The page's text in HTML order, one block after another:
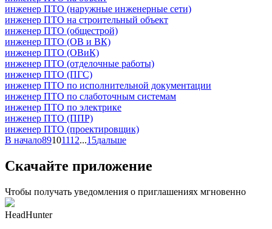
инженер ПТО (наружные инженерные сети)
инженер ПТО на строительный объект
инженер ПТО (общестрой)
инженер ПТО (ОВ и ВК)
инженер ПТО (ОВиК)
инженер ПТО (отделочные работы)
инженер ПТО (ПГС)
инженер ПТО по исполнительной документации
инженер ПТО по слаботочным системам
инженер ПТО по электрике
инженер ПТО (ППР)
инженер ПТО (проектировщик)
В начало89101112...15дальше
Скачайте приложение
Чтобы получать уведомления о приглашениях мгновенно
HeadHunter